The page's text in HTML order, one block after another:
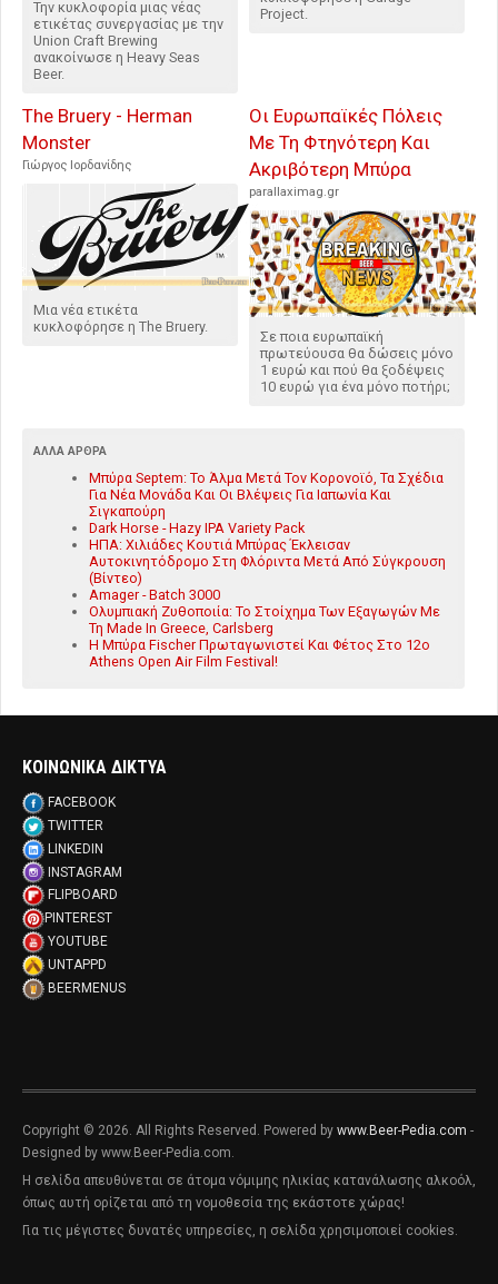
Την κυκλοφορία μιας νέας
ετικέτας συνεργασίας με την
Union Craft Brewing
ανακοίνωσε η Heavy Seas
Beer.
Project.
The Bruery - Herman
Monster
Γιώργος Ιορδανίδης
Μια νέα ετικέτα
κυκλοφόρησε η The Bruery.
Οι Ευρωπαϊκές Πόλεις
Με Τη Φτηνότερη Και
Ακριβότερη Μπύρα
parallaximag.gr
Σε ποια ευρωπαϊκή
πρωτεύουσα θα δώσεις μόνο
1 ευρώ και πού θα ξοδέψεις
10 ευρώ για ένα μόνο ποτήρι;
ΆΛΛΑ ΆΡΘΡΑ
Μπύρα Septem: Το Άλμα Μετά Τον Κορονοϊό, Τα Σχέδια
Για Νέα Μονάδα Και Οι Βλέψεις Για Ιαπωνία Και
Σιγκαπούρη
Dark Horse - Hazy IPA Variety Pack
ΗΠΑ: Χιλιάδες Κουτιά Μπύρας Έκλεισαν
Αυτοκινητόδρομο Στη Φλόριντα Μετά Από Σύγκρουση
(Βίντεο)
Amager - Batch 3000
Ολυμπιακή Ζυθοποιία: Το Στοίχημα Των Εξαγωγών Με
Τη Made In Greece, Carlsberg
Η Μπύρα Fischer Πρωταγωνιστεί Και Φέτος Στο 12ο
Athens Open Air Film Festival!
ΚΟΙΝΩΝΙΚΑ ΔΙΚΤΥΑ
FACEBOOK
TWITTER
LINKEDIN
INSTAGRAM
FLIPBOARD
PINTEREST
YOUTUBE
UNTAPPD
BEERMENUS
Copyright © 2026. All Rights Reserved. Powered by www.Beer-Pedia.com -
Designed by www.Beer-Pedia.com.
Η σελίδα απευθύνεται σε άτομα νόμιμης ηλικίας κατανάλωσης αλκοόλ,
όπως αυτή ορίζεται από τη νομοθεσία της εκάστοτε χώρας!
Για τις μέγιστες δυνατές υπηρεσίες, η σελίδα χρησιμοποιεί cookies.